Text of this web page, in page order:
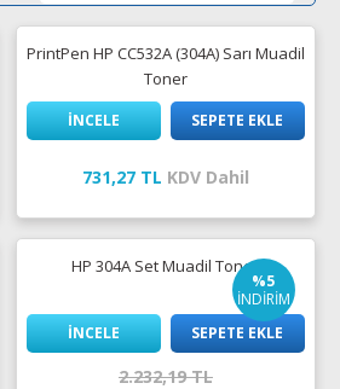
PrintPen HP CC532A (304A) Sarı Muadil
Toner
İNCELE SEPETE EKLE
731,27 TL KDV Dahil
%5
İNDİRİM
HP 304A Set Muadil Toner
İNCELE SEPETE EKLE
2.232,19 TL